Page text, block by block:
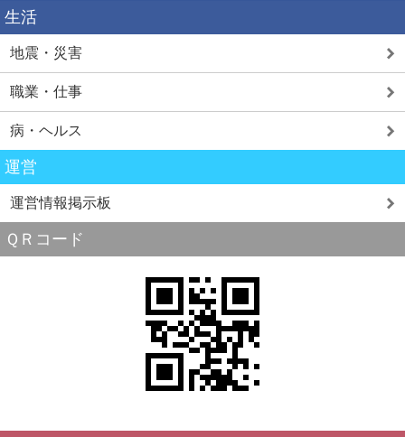
生活
地震・災害
職業・仕事
病・ヘルス
運営
運営情報掲示板
ＱＲコード